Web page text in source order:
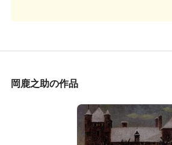
岡鹿之助の作品